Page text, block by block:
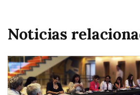
Noticias